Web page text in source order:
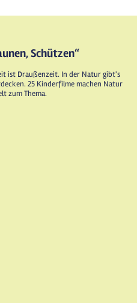
Schützen“
ist Draußenzeit. In der Natur gibt's
25 Kinderfilme machen Natur
zum Thema.